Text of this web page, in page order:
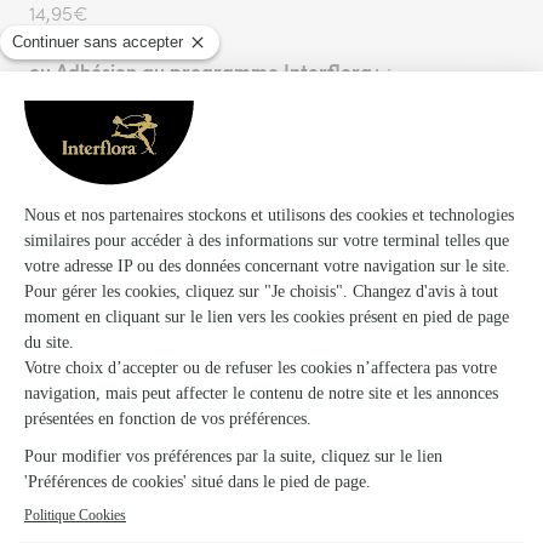
14,95€
ouAdhésion au programme Interflora+:
24,95€. Nous vous proposons un programme de
fidélité vous permettant de bénéficier des frais de
livraison GRATUITS sur toutes vos commandes pendant
1 an à compter de votre date d'adhésion.
Livraison le lendemain de la commande (J+1) pour
toute commande passée avant 17h30.
Vous aimerez aussi
Encore plus d'idées pour faire plaisir